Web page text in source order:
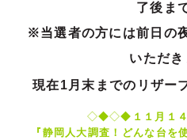
了後ま
※当選者の方には前日の
いただ
現在1 月末までのリザー
◇◆◇◆ １１ 月１
『静岡人大調査！どんな台を